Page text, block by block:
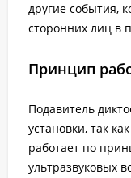
другие события,
сторонних лиц в
Принцип
Подавитель
установки, так
работает по
ультразвуковых